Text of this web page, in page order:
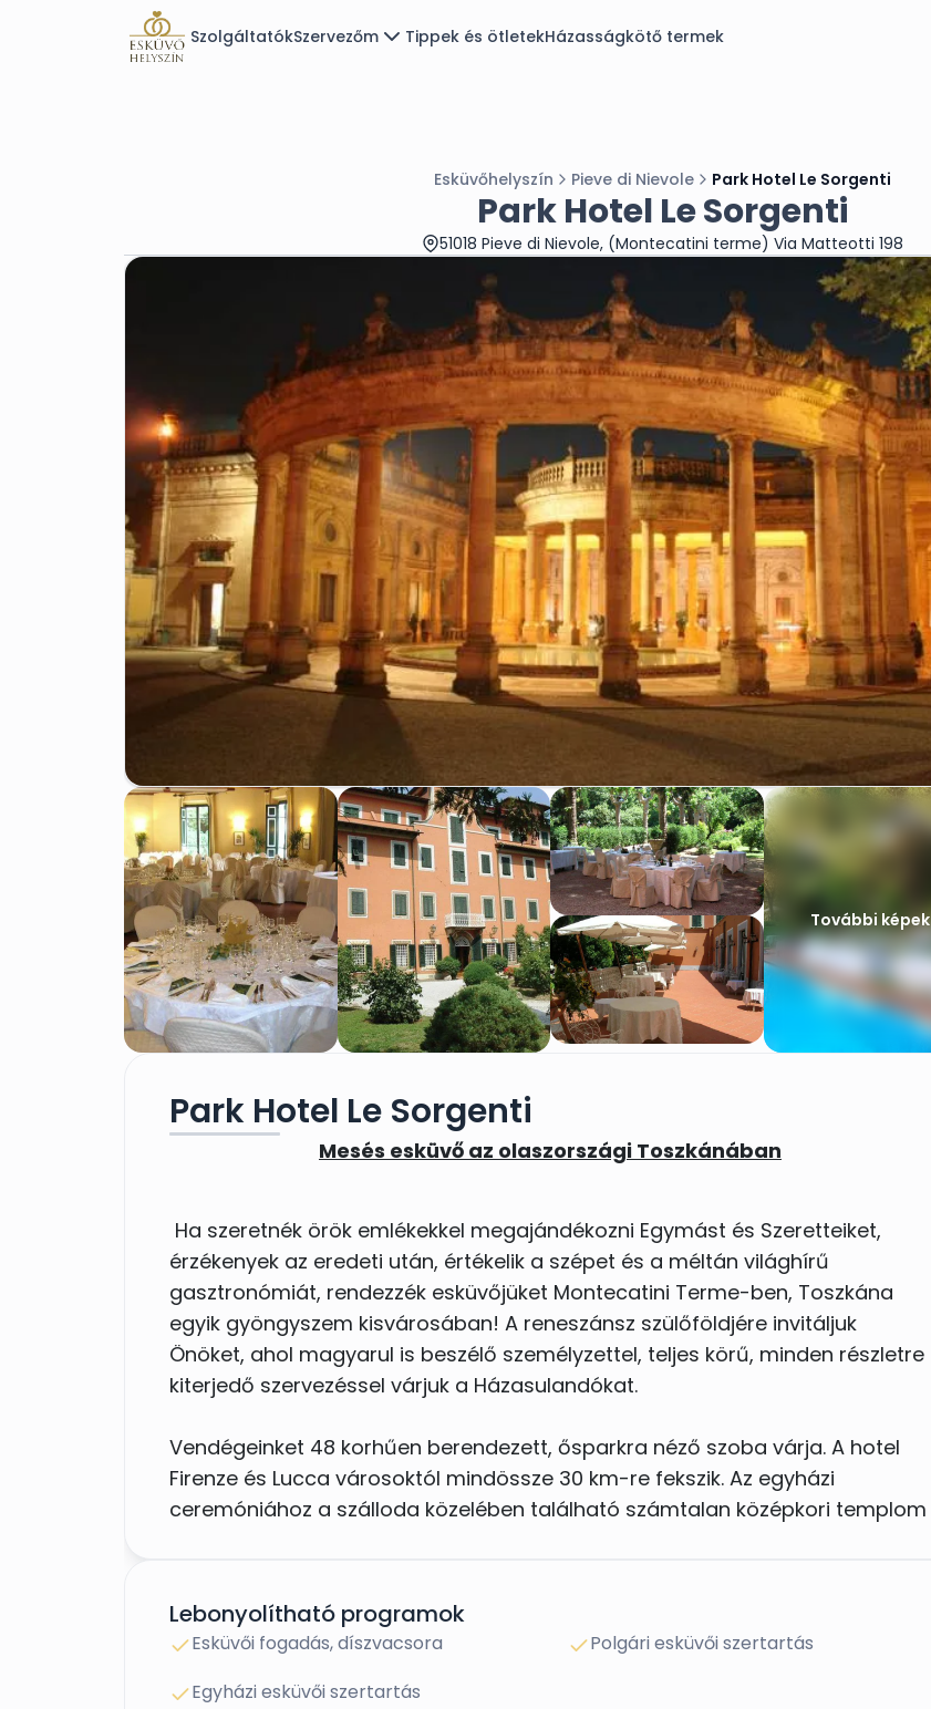
SzolgáltatókSzervezőm Tippek és ötletekHázasságkötő termek
Esküvőhelyszín Pieve di Nievole Park Hotel Le Sorgenti
Park Hotel Le Sorgenti
51018 Pieve di Nievole, (Montecatini terme) Via Matteotti 198
További képek
Park Hotel Le Sorgenti
Mesés esküvő az olaszországi Toszkánában
Ha szeretnék örök emlékekkel megajándékozni Egymást és Szeretteiket,
érzékenyek az eredeti után, értékelik a szépet és a méltán világhírű
gasztronómiát, rendezzék esküvőjüket Montecatini Terme-ben, Toszkána
egyik gyöngyszem kisvárosában! A reneszánsz szülőföldjére invitáljuk
Önöket, ahol magyarul is beszélő személyzettel, teljes körű, minden részletre
kiterjedő szervezéssel várjuk a Házasulandókat.
Vendégeinket 48 korhűen berendezett, ősparkra néző szoba várja. A hotel
Firenze és Lucca városoktól mindössze 30 km-re fekszik. Az egyházi
ceremóniához a szálloda közelében található számtalan középkori templom
elhelyezkedése, illetve maga a 400 éves épület, melyet körülölel az akár 600-
700 vendég fogadására alkalmas 4 hektáros őspark, nyugodt, történelmi
Lebonyolítható programok
Esküvői fogadás, díszvacsora
Polgári esküvői szertartás
Egyházi esküvői szertartás